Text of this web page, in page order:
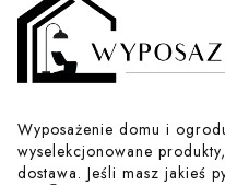
Wyposażenie domu i
wyselekcjonowane
dostawa. Jeśli masz jakieś